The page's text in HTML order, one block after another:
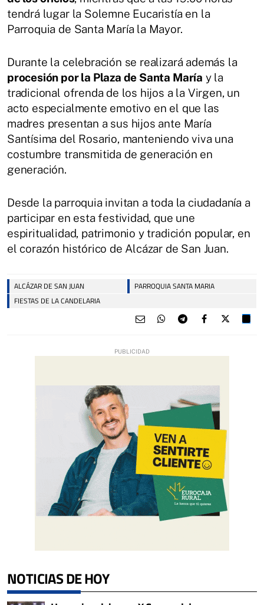
tendrá lugar la Solemne Eucaristía en la
Parroquia de Santa María la Mayor.
Durante la celebración se realizará además la
procesión por la Plaza de Santa María y la
tradicional ofrenda de los hijos a la Virgen, un
acto especialmente emotivo en el que las
madres presentan a sus hijos ante María
Santísima del Rosario, manteniendo viva una
costumbre transmitida de generación en
generación.
Desde la parroquia invitan a toda la ciudadanía a
participar en esta festividad, que une
espiritualidad, patrimonio y tradición popular, en
el corazón histórico de Alcázar de San Juan.
ALCÁZAR DE SAN JUAN
PARROQUIA SANTA MARIA
FIESTAS DE LA CANDELARIA
NOTICIAS DE HOY